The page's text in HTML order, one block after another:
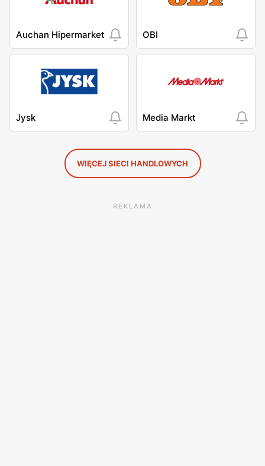
Auchan Hipermarket OBI
Jysk Media Markt
WIĘCEJ SIECI HANDLOWYCH
REKLAMA